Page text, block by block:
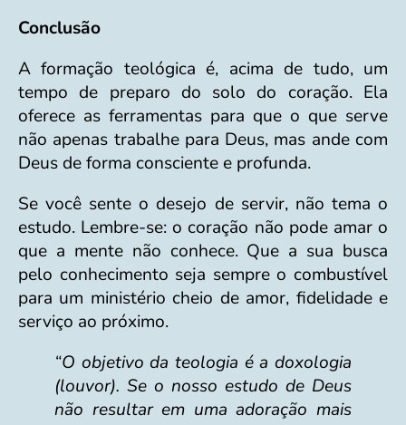
Conclusão
A formação teológica é, acima de tudo, um
tempo de preparo do solo do coração. Ela
oferece as ferramentas para que o que serve
não apenas trabalhe para Deus, mas ande com
Deus de forma consciente e profunda.
Se você sente o desejo de servir, não tema o
estudo. Lembre-se: o coração não pode amar o
que a mente não conhece. Que a sua busca
pelo conhecimento seja sempre o combustível
para um ministério cheio de amor, fidelidade e
serviço ao próximo.
“O objetivo da teologia é a doxologia
(louvor). Se o nosso estudo de Deus
não resultar em uma adoração mais